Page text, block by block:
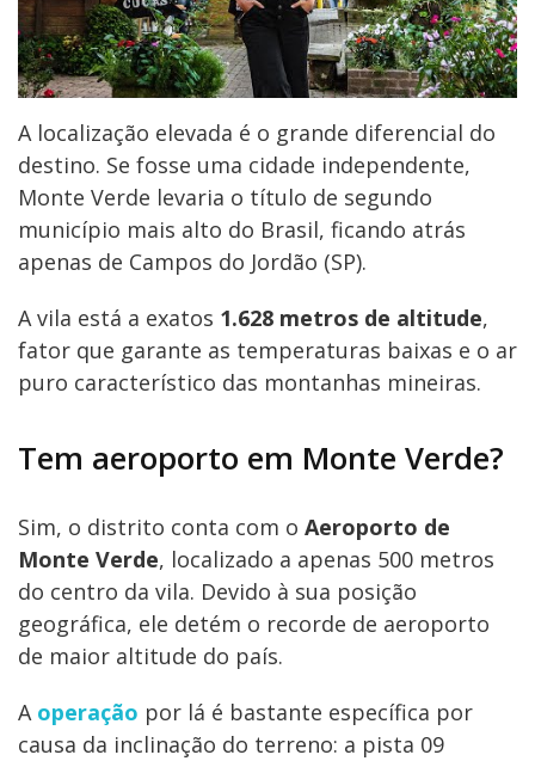
A localização elevada é o grande diferencial do
destino. Se fosse uma cidade independente,
Monte Verde levaria o título de segundo
município mais alto do Brasil, ficando atrás
apenas de Campos do Jordão (SP).
A vila está a exatos 1.628 metros de altitude,
fator que garante as temperaturas baixas e o ar
puro característico das montanhas mineiras.
Tem aeroporto em Monte Verde?
Sim, o distrito conta com o Aeroporto de
Monte Verde, localizado a apenas 500 metros
do centro da vila. Devido à sua posição
geográfica, ele detém o recorde de aeroporto
de maior altitude do país.
A operação por lá é bastante específica por
causa da inclinação do terreno: a pista 09